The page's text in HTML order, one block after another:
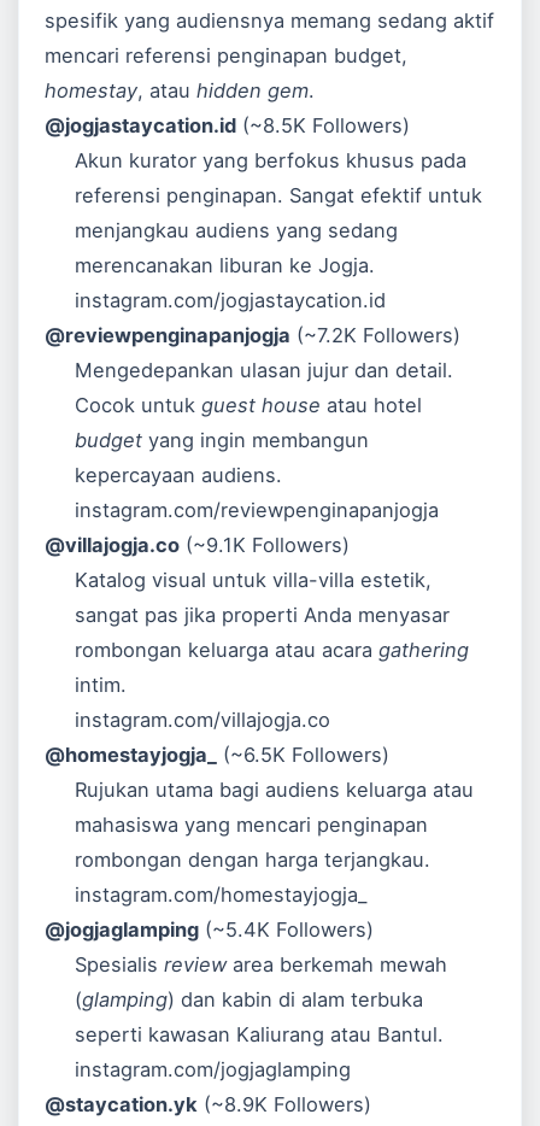
spesifik yang audiensnya memang sedang aktif
mencari referensi penginapan budget,
homestay, atauhidden gem.
@jogjastaycation.id (~8.5K Followers)
Akun kurator yang berfokus khusus pada
referensi penginapan. Sangat efektif untuk
menjangkau audiens yang sedang
merencanakan liburan ke Jogja.
instagram.com/jogjastaycation.id
@reviewpenginapanjogja (~7.2K Followers)
Mengedepankan ulasan jujur dan detail.
Cocok untukguest house atau hotel
budget yang ingin membangun
kepercayaan audiens.
instagram.com/reviewpenginapanjogja
@villajogja.co (~9.1K Followers)
Katalog visual untuk villa-villa estetik,
sangat pas jika properti Anda menyasar
rombongan keluarga atau acaragathering
intim.
instagram.com/villajogja.co
@homestayjogja_
(~6.5K Followers)
Rujukan utama bagi audiens keluarga atau
mahasiswa yang mencari penginapan
rombongan dengan harga terjangkau.
instagram.com/homestayjogja_
@jogjaglamping (~5.4K Followers)
Spesialisreviewarea berkemah mewah
(glamping) dan kabin di alam terbuka
seperti kawasan Kaliurang atau Bantul.
instagram.com/jogjaglamping
@staycation.yk (~8.9K Followers)